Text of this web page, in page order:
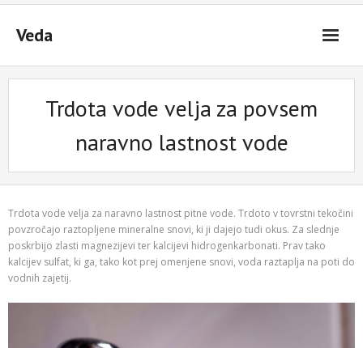
Skip
contentVeda
Trdota vode velja za povsem
naravno lastnost vode
Trdota vode velja za naravno lastnost pitne vode. Trdoto v tovrstni tekočini
povzročajo raztopljene mineralne snovi, ki ji dajejo tudi okus. Za slednje
poskrbijo zlasti magnezijevi ter kalcijevi hidrogenkarbonati. Prav tako
kalcijev sulfat, ki ga, tako kot prej omenjene snovi, voda raztaplja na poti do
vodnih zajetij.